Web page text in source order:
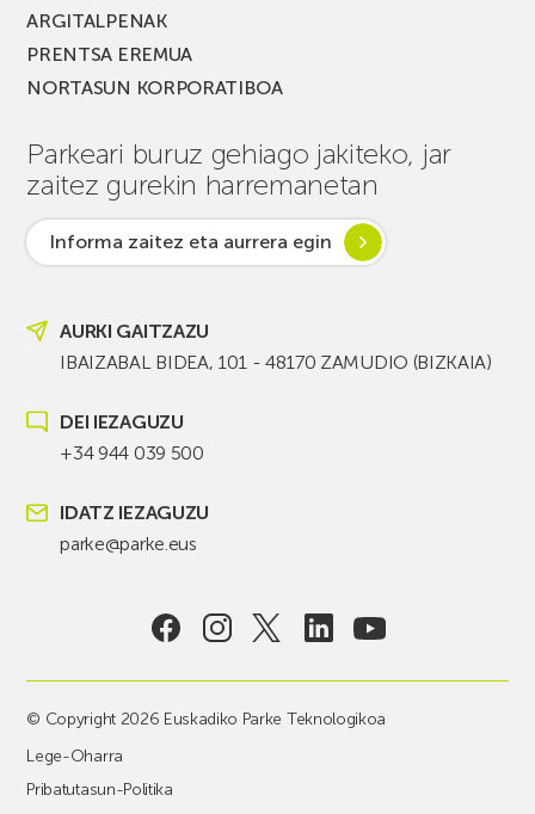
ARGITALPENAK
PRENTSA EREMUA
NORTASUN KORPORATIBOA
Parkeari buruz gehiago jakiteko, jar
zaitez gurekin harremanetan
Informa zaitez eta aurrera egin
AURKI GAITZAZU
IBAIZABAL BIDEA, 101 - 48170 ZAMUDIO (BIZKAIA)
DEI IEZAGUZU
+34 944 039 500
IDATZ IEZAGUZU
parke@parke.eus
© Copyright 2026 Euskadiko Parke Teknologikoa
Lege-Oharra
Pribatutasun-Politika